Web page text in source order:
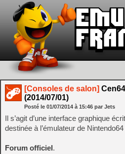
[Consoles de salon]
(2014/07/01)
Posté le 01/07/2014 à 15:46 par Jets
Il s’agit d’une interface graphique
destinée à l’émulateur de
Forum officiel.